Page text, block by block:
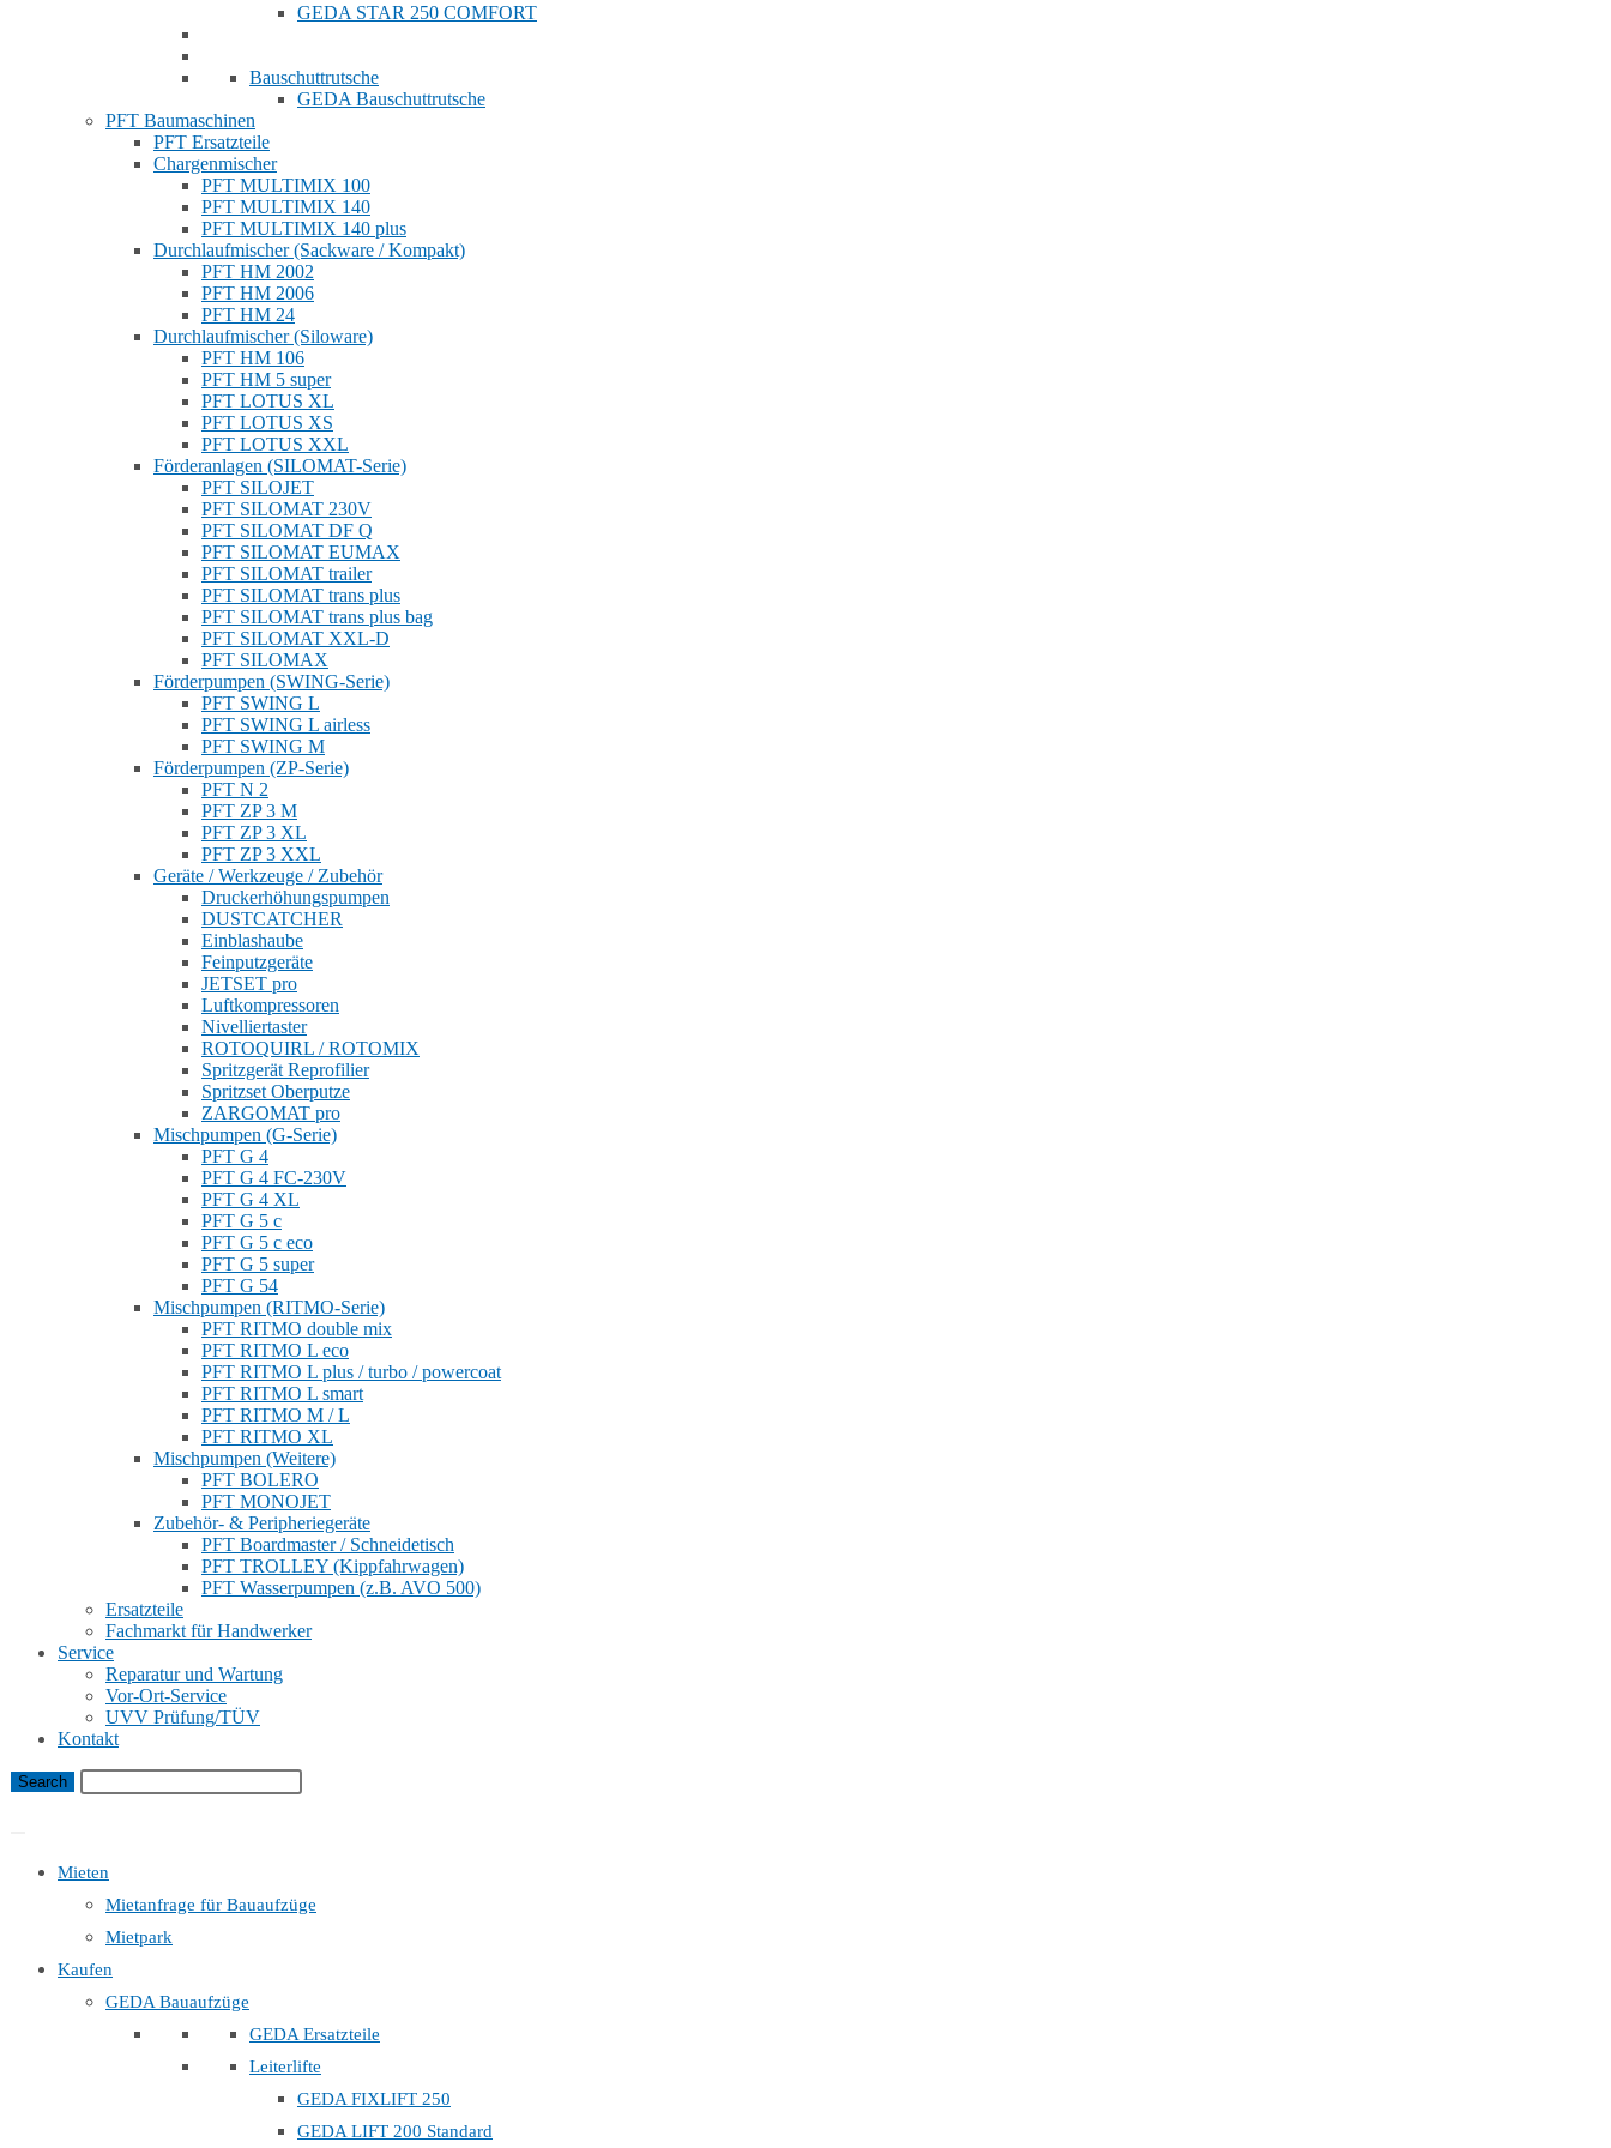
GEDA STAR 250 COMFORT
Bauschuttrutsche
GEDA Bauschuttrutsche
PFT Baumaschinen
PFT Ersatzteile
Chargenmischer
PFT MULTIMIX 100
PFT MULTIMIX 140
PFT MULTIMIX 140 plus
Durchlaufmischer (Sackware / Kompakt)
PFT HM 2002
PFT HM 2006
PFT HM 24
Durchlaufmischer (Siloware)
PFT HM 106
PFT HM 5 super
PFT LOTUS XL
PFT LOTUS XS
PFT LOTUS XXL
Förderanlagen (SILOMAT-Serie)
PFT SILOJET
PFT SILOMAT 230V
PFT SILOMAT DF Q
PFT SILOMAT EUMAX
PFT SILOMAT trailer
PFT SILOMAT trans plus
PFT SILOMAT trans plus bag
PFT SILOMAT XXL-D
PFT SILOMAX
Förderpumpen (SWING-Serie)
PFT SWING L
PFT SWING L airless
PFT SWING M
Förderpumpen (ZP-Serie)
PFT N 2
PFT ZP 3 M
PFT ZP 3 XL
PFT ZP 3 XXL
Geräte / Werkzeuge / Zubehör
Druckerhöhungspumpen
DUSTCATCHER
Einblashaube
Feinputzgeräte
JETSET pro
Luftkompressoren
Nivelliertaster
ROTOQUIRL / ROTOMIX
Spritzgerät Reprofilier
Spritzset Oberputze
ZARGOMAT pro
Mischpumpen (G-Serie)
PFT G 4
PFT G 4 FC-230V
PFT G 4 XL
PFT G 5 c
PFT G 5 c eco
PFT G 5 super
PFT G 54
Mischpumpen (RITMO-Serie)
PFT RITMO double mix
PFT RITMO L eco
PFT RITMO L plus / turbo / powercoat
PFT RITMO L smart
PFT RITMO M / L
PFT RITMO XL
Mischpumpen (Weitere)
PFT BOLERO
PFT MONOJET
Zubehör- & Peripheriegeräte
PFT Boardmaster / Schneidetisch
PFT TROLLEY (Kippfahrwagen)
PFT Wasserpumpen (z.B. AVO 500)
Ersatzteile
Fachmarkt für Handwerker
Service
Reparatur und Wartung
Vor-Ort-Service
UVV Prüfung/TÜV
Kontakt
Mieten
Mietanfrage für Bauaufzüge
Mietpark
Kaufen
GEDA Bauaufzüge
GEDA Ersatzteile
Leiterlifte
GEDA FIXLIFT 250
GEDA LIFT 200 Standard